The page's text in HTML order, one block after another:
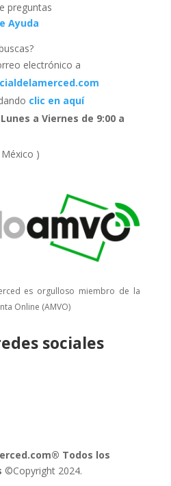
preguntas
Ayuda
electrónico a
clic en aquí
Lunes a Viernes de 9:00 a
)
es orgulloso miembro de la
Online (AMVO)
sociales
Todos los
©Copyright 2024.